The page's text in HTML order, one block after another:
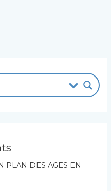
PLAN DES AGES EN